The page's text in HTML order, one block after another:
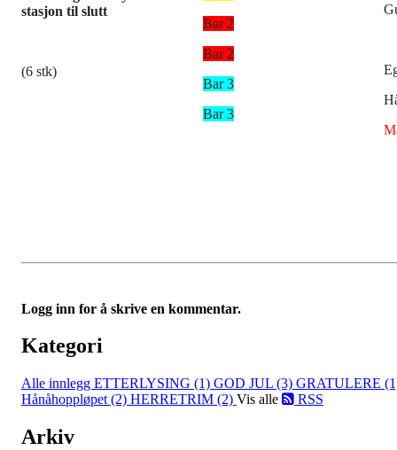
stasjon til slutt
(6 stk)
Bar 2
Bar 2
Bar 3
Bar 3
Logg inn for å skrive en kommentar.
Kategori
Alle innlegg ETTERLYSING (1) GOD JUL (3) GRATULERE
Hånåhoppløpet (2) HERRETRIM (2) Vis alle RSS
Arkiv